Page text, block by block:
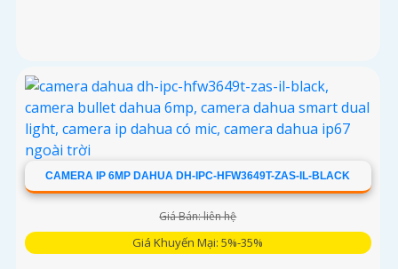
CAMERA IP 6MP DAHUA DH-IPC-HFW3649T-ZAS-IL-BLACK
Giá Bán: liên hệ
Giá Khuyến Mại: 5%-35%